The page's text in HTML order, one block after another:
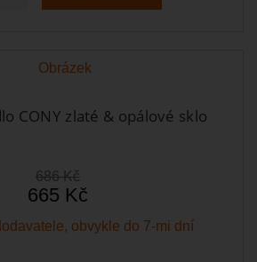
CONY zlaté & opálové sklo
686 Kč
665 Kč
obvykle do 7-mi dní